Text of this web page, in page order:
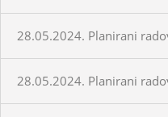
28.05.2024. Planirani
28.05.2024. Planirani